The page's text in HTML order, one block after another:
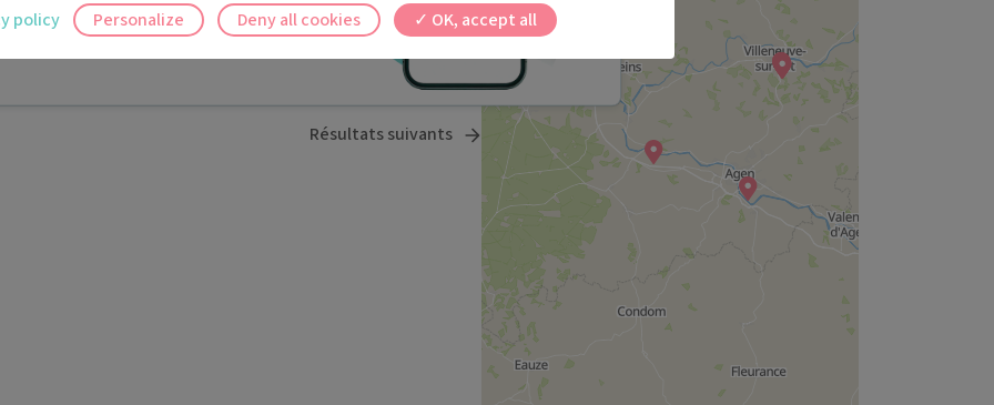
praticien.
Résultats suivants
OK, accept all
Deny all cookies
Personalize
policy